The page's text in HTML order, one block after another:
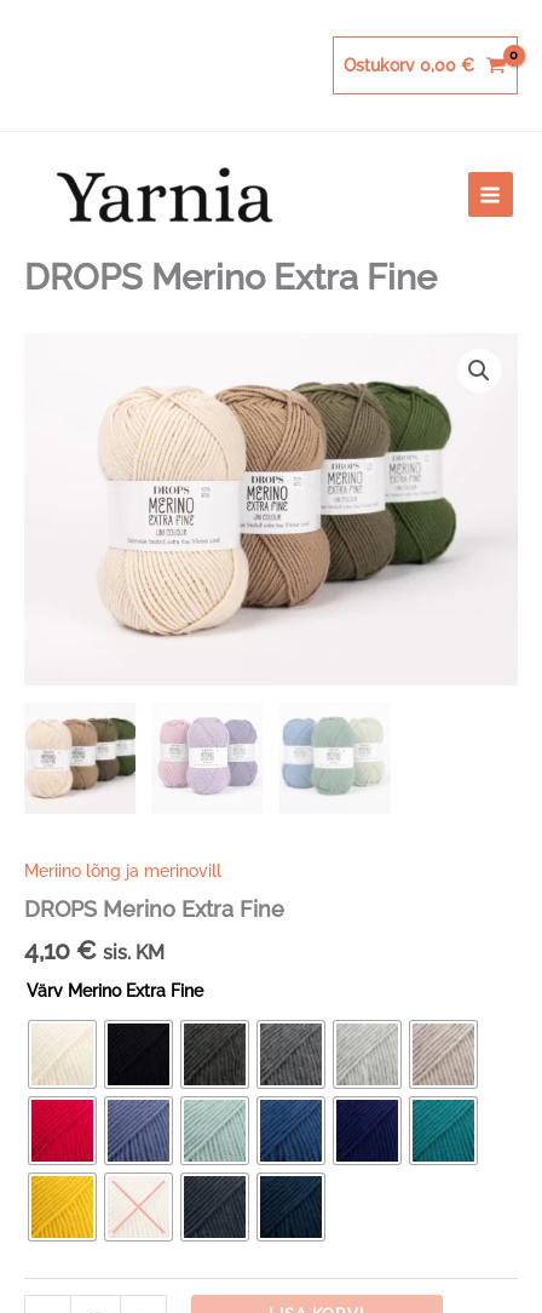
Ostukorv 0,00 €
DROPS Merino Extra Fine
Meriino lõng ja merinovill
DROPS Merino Extra Fine
4,10 € sis. KM
Värv Merino Extra Fine